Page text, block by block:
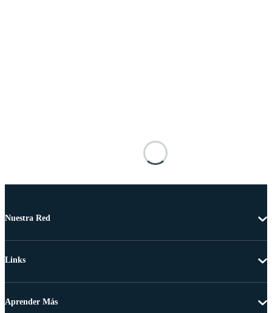
Nuestra Red
Links
Aprender Más